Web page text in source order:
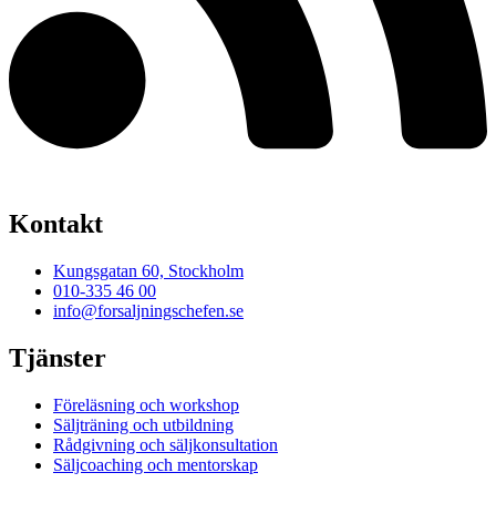
Kontakt
Kungsgatan 60, Stockholm
010-335 46 00
info@forsaljningschefen.se
Tjänster
Föreläsning och workshop
Säljträning och utbildning
Rådgivning och säljkonsultation
Säljcoaching och mentorskap